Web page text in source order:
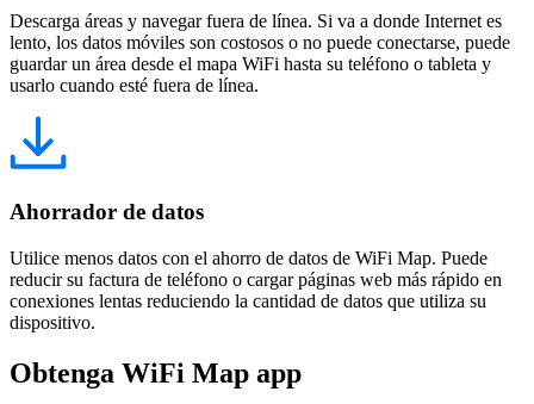
Descarga áreas y navegar fuera de línea. Si va a donde Internet es
lento, los datos móviles son costosos o no puede conectarse, puede
guardar un área desde el mapa WiFi hasta su teléfono o tableta y
usarlo cuando esté fuera de línea.
Ahorrador de datos
Utilice menos datos con el ahorro de datos de WiFi Map. Puede
reducir su factura de teléfono o cargar páginas web más rápido en
conexiones lentas reduciendo la cantidad de datos que utiliza su
dispositivo.
Obtenga WiFi Map app